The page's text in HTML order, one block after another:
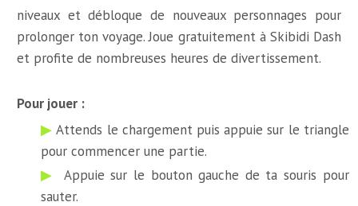
niveaux et débloque de nouveaux personnages pour
prolonger ton voyage. Joue gratuitement à Skibidi Dash
et profite de nombreuses heures de divertissement.
Pour jouer :
Attends le chargement puis appuie sur le triangle
pour commencer une partie.
Appuie sur le bouton gauche de ta souris pour
sauter.